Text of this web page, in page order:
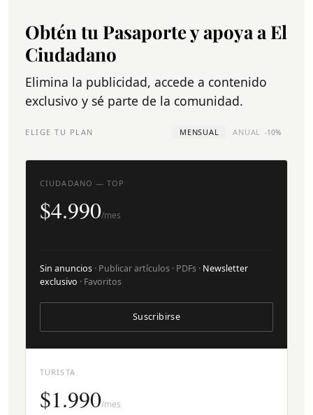
Obtén tu Pasaporte y apoya a El
Ciudadano
Elimina la publicidad, accede a contenido
exclusivo y sé parte de la comunidad.
ELIGE TU PLAN MENSUAL ANUAL -10%
TURISTA
$1.990/mes
CIUDADANO — TOP
$4.990/mes
Sin anuncios · Publicar artículos · PDFs · Newsletter
exclusivo · Favoritos
Suscribirse